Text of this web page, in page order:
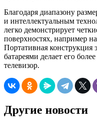
Благодаря диапазону
и интеллектуальным
легко демонстрирует
поверхностях, например
Портативная конструкция
батареями делает его
телевизор.
Другие новости